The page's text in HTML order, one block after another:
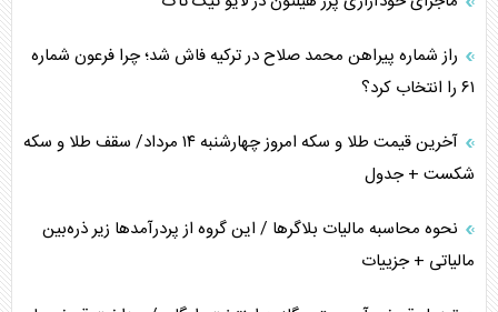
همسویی عربستان با سنتکام علیه متحدان ایران
ترامپ و توهم خلع سلاح حماس
راز شماره پیراهن محمد صلاح در ترکیه فاش شد؛ چرا فرعون شماره
۶۱ را انتخاب کرد؟
آخرین قیمت طلا و سکه امروز چهارشنبه ۱۴ مرداد/ سقف طلا و سکه
شکست + جدول
نحوه محاسبه مالیات بلاگر‌ها / این گروه از پردرآمد‌ها زیر ذره‌بین
مالیاتی + جزییات